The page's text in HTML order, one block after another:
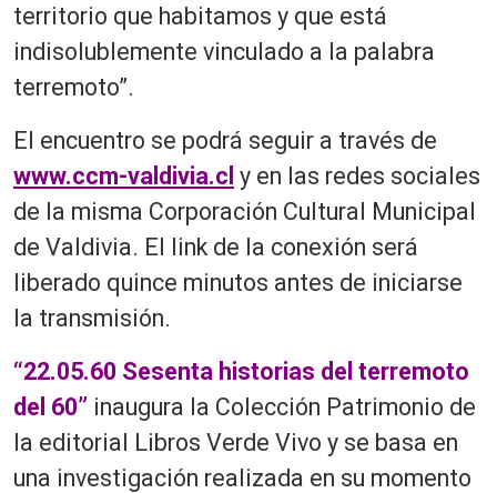
territorio que habitamos y que está
indisolublemente vinculado a la palabra
terremoto”.
El encuentro se podrá seguir a través de
www.ccm-valdivia.cl y en las redes sociales
de la misma Corporación Cultural Municipal
de Valdivia. El link de la conexión será
liberado quince minutos antes de iniciarse
la transmisión.
“22.05.60 Sesenta historias del terremoto
del 60” inaugura la Colección Patrimonio de
la editorial Libros Verde Vivo y se basa en
una investigación realizada en su momento